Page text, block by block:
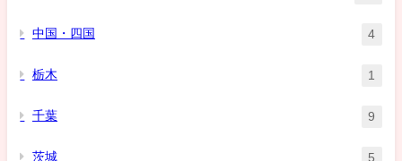
中国・四国 4
栃木 1
千葉 9
茨城 5